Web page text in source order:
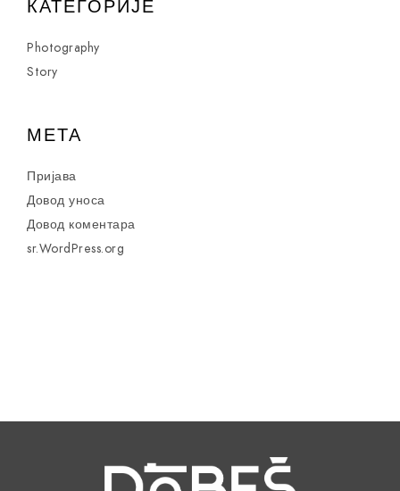
КАТЕГОРИЈЕ
Photography
Story
МЕТА
Пријава
Довод уноса
Довод коментара
sr.WordPress.org